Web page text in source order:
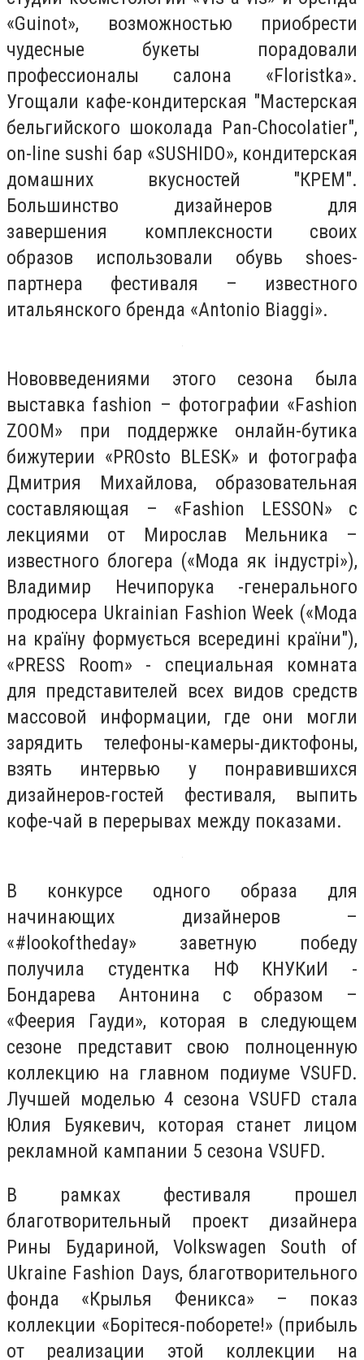
«Guinot», возможностью приобрести
чудесные букеты порадовали
профессионалы салона «Floristka».
Угощали кафе-кондитерская "Мастерская
бельгийского шоколада Рan-Chocolatier",
on-line sushi бар «SUSHIDO», кондитерская
домашних вкусностей "КРЕМ".
Большинство дизайнеров для
завершения комплексности своих
образов использовали обувь shoes-
партнерa фестиваля – известного
итальянского бренда «Antonio Biaggi».
Нововведениями этого сезона была
выставка fashion – фотографии «Fashion
ZOOM» при поддержке онлайн-бутика
бижутерии «PROsto BLESK» и фотографа
Дмитрия Михайлова, образовательная
составляющая – «Fashion LESSON» с
лекциями от Мирослав Мельника –
известного блогера («Мода як індустрі»),
Владимир Нечипорука -генерального
продюсера Ukrainian Fashion Week («Мода
на країну формується всередині країни"),
«PRESS Room» - специальная комната
для представителей всех видов средств
массовой информации, где они могли
зарядить телефоны-камеры-диктофоны,
взять интервью у понравившихся
дизайнеров-гостей фестиваля, выпить
кофе-чай в перерывах между показами.
В конкурсе одного образа для
начинающих дизайнеров –
«#lookoftheday» заветную победу
получила студентка НФ КНУКиИ -
Бондарева Антонина с образом –
«Феерия Гауди», которая в следующем
сезоне представит свою полноценную
коллекцию на главном подиуме VSUFD.
Лучшей моделью 4 сезона VSUFD стала
Юлия Буякевич, которая станет лицом
рекламной кампании 5 сезона VSUFD.
В рамках фестиваля прошел
благотворительный проект дизайнера
Рины Будариной, Volkswagen South of
Ukraine Fashion Days, благотворительного
фонда «Крылья Феникса» – показ
коллекции «Борітеся-поборете!» (прибыль
от реализации этой коллекции на